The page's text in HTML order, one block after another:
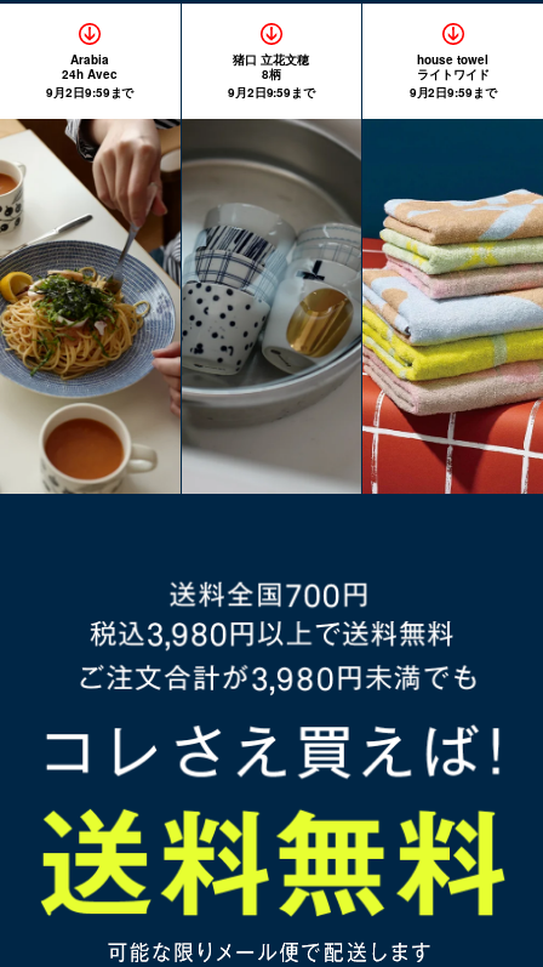
Arabia
24h Avec
9月2日9:59まで
猪口 立花文穂
8柄
9月2日9:59まで
house towel
ライトワイド
9月2日9:59まで